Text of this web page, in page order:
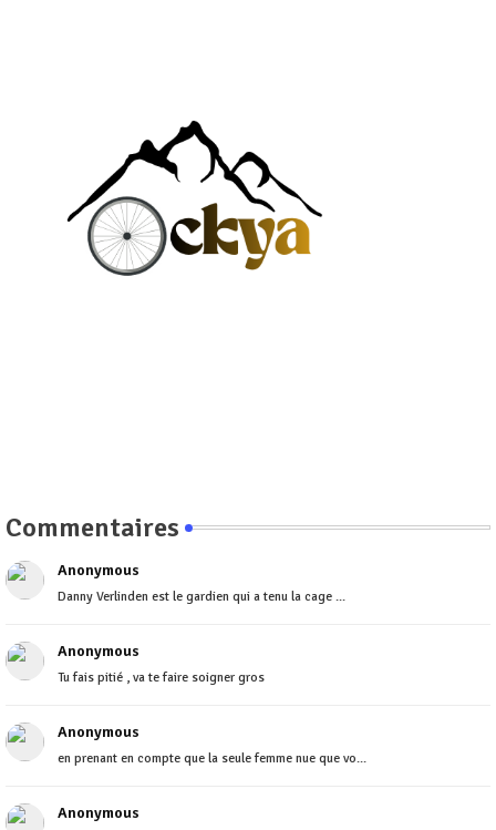
Commentaires
Anonymous
Danny Verlinden est le gardien qui a tenu la cage ...
Anonymous
Tu fais pitié , va te faire soigner gros
Anonymous
en prenant en compte que la seule femme nue que vo...
Anonymous